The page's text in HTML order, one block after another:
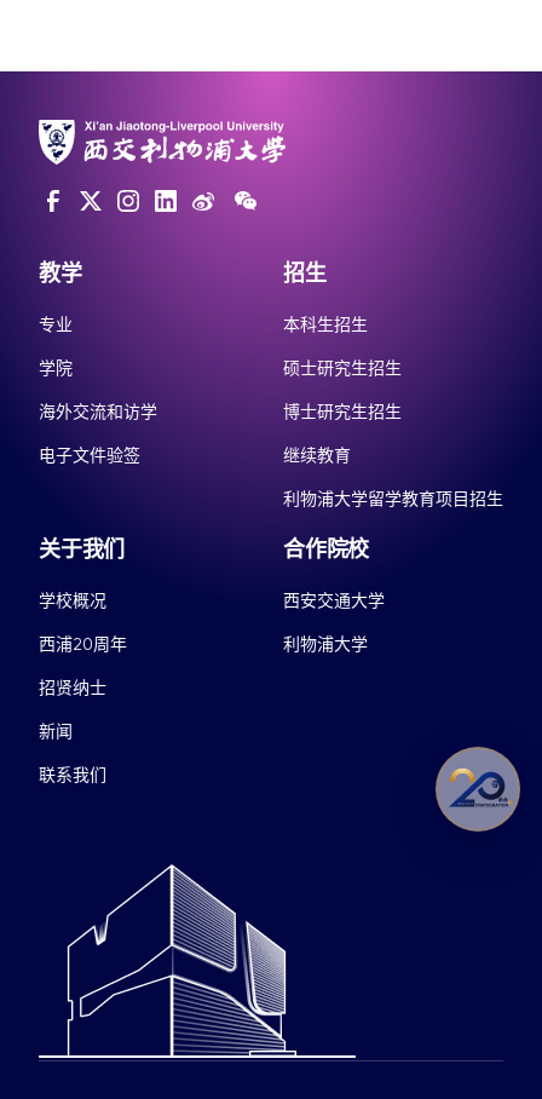
教学
专业
学院
海外交流和访学
电子文件验签
招生
本科生招生
硕士研究生招生
博士研究生招生
继续教育
利物浦大学留学教育项目招生
关于我们
学校概况
西浦20周年
招贤纳士
新闻
联系我们
合作院校
西安交通大学
利物浦大学